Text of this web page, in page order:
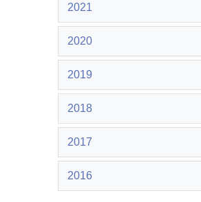
2021
2020
2019
2018
2017
2016